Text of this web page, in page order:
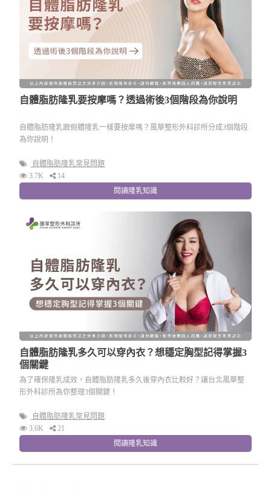
自體脂肪隆乳要按摩嗎？透過術後3個階段為你說明
自體脂肪隆乳跟假體隆乳一樣要按摩嗎？風華整形外科診所分成3個階段
為你說明！
自體脂肪隆乳常見問題
3.7K
14
閱讀隆乳知識
自體脂肪隆乳多久可以穿內衣？想穩定胸型記得掌握3
個關鍵
為了確保隆乳成效，自體脂肪隆乳多久後穿內衣比較好？讓台北風華整
形外科診所為你整理3個關鍵！
自體脂肪隆乳常見問題
3.6K
21
閱讀隆乳知識